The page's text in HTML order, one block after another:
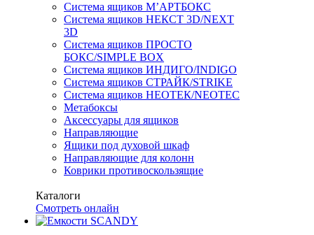
Система ящиков М’АРТБОКС
Система ящиков НЕКСТ 3D/NEXT
3D
Система ящиков ПРОСТО
БОКС/SIMPLE BOX
Система ящиков ИНДИГО/INDIGO
Система ящиков СТРАЙК/STRIKE
Система ящиков НЕОТЕК/NEOTEC
Метабоксы
Аксессуары для ящиков
Направляющие
Ящики под духовой шкаф
Направляющие для колонн
Коврики противоскользящие
Каталоги
Смотреть онлайн